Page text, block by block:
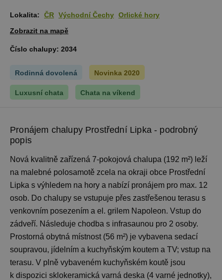
Lokalita: ČR Východní Čechy Orlické hory
Zobrazit na mapě
Číslo chalupy: 2034
Rodinná dovolená Novinka 2020
Luxusní chata Chata na víkend
Pronájem chalupy Prostřední Lipka - podrobný
popis
Nová kvalitně zařízená 7-pokojová chalupa (192 m²) leží
na malebné polosamotě zcela na okraji obce Prostřední
Lipka s výhledem na hory a nabízí pronájem pro max. 12
osob. Do chalupy se vstupuje přes zastřešenou terasu s
venkovním posezením a el. grilem Napoleon. Vstup do
zádveří. Následuje chodba s infrasaunou pro 2 osoby.
Prostorná obytná místnost (56 m²) je vybavena sedací
soupravou, jídelním a kuchyňským koutem a TV; vstup na
terasu. V plně vybaveném kuchyňském koutě jsou
k dispozici sklokeramická varná deska (4 varné jednotky),